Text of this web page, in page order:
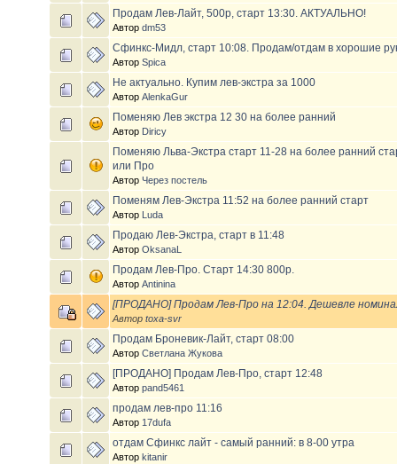
Продам Лев-Лайт, 500р, старт 13:30. АКТУАЛЬНО!
Авторdm53
Сфинкс-Мидл, старт 10:08. Продам/отдам в хорошие
АвторSpica
Не актуально. Купим лев-экстра за 1000
АвторAlenkaGur
Поменяю Лев экстра 12 30 на более ранний
Автор Diricy
Поменяю Льва-Экстра старт 11-28 на более ранний
или Про
АвторЧерез постель
Поменям Лев-Экстра 11:52 на более ранний старт
Автор Luda
Продаю Лев-Экстра, старт в 11:48
АвторOksanaL
Продам Лев-Про. Старт 14:30 800р.
АвторAntinina
[ПРОДАНО] Продам Лев-Про на 12:04. Дешевле
Авторtoxa-svr
Продам Броневик-Лайт, старт 08:00
АвторСветлана Жукова
[ПРОДАНО] Продам Лев-Про, старт 12:48
Авторpand5461
продам лев-про 11:16
Автор17dufa
отдам Сфинкс лайт - самый ранний: в 8-00 утра
Автор kitanir